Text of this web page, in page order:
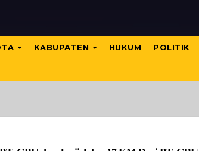
KABUPATEN HUKUM POLITIK